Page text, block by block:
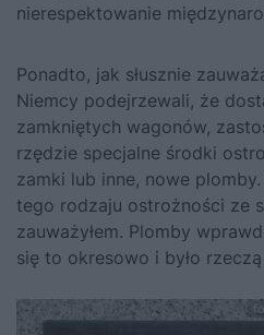
nierespektowanie
Ponadto, jak słusznie
Niemcy podejrzewali, że
zamkniętych wagonów,
rzędzie specjalne środki
zamki lub inne, nowe
tego rodzaju ostrożności ze
zauważyłem. Plomby
się to okresowo i było rzeczą